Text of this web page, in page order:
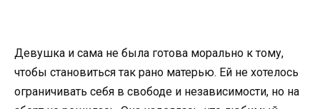
Девушка и сама не была готова морально к тому,
чтобы становиться так рано матерью. Ей не хотелось
ограничивать себя в свободе и независимости, но на